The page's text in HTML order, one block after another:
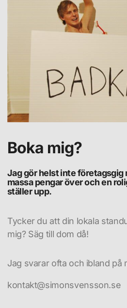
Boka mig?
Jag gör helst inte företagsgig
massa pengar över och en
ställer upp.
Tycker du att din lokala
mig? Säg till dom då!
Jag svarar ofta och ibland på
kontakt@simonsvensson.se